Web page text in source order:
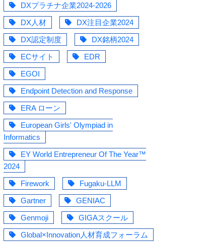
DXプラチナ企業2024-2026
DX人材
DX注目企業2024
DX認定制度
DX銘柄2024
ECサイト
EDR
EGOI
Endpoint Detection and Response
ERA ローン
European Girls' Olympiad in
Informatics
EY World Entrepreneur Of The Year™
2024
Firework
Fugaku-LLM
Gartner
GENIAC
Genmoji
GIGAスクール
Global×Innovation人材育成フォーラム